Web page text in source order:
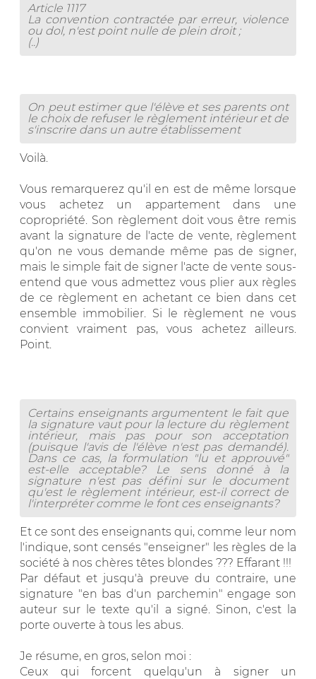
Article 1117
La convention contractée par erreur, violence
ou dol, n'est point nulle de plein droit ;
(..)
On peut estimer que l'élève et ses parents ont
le choix de refuser le règlement intérieur et de
s'inscrire dans un autre établissement
Voilà.
Vous remarquerez qu'il en est de même lorsque
vous achetez un appartement dans une
copropriété. Son règlement doit vous être remis
avant la signature de l'acte de vente, règlement
qu'on ne vous demande même pas de signer,
mais le simple fait de signer l'acte de vente sous-
entend que vous admettez vous plier aux règles
de ce règlement en achetant ce bien dans cet
ensemble immobilier. Si le règlement ne vous
convient vraiment pas, vous achetez ailleurs.
Point.
Certains enseignants argumentent le fait que
la signature vaut pour la lecture du règlement
intérieur, mais pas pour son acceptation
(puisque l'avis de l'élève n'est pas demandé).
Dans ce cas, la formulation "lu et approuvé"
est-elle acceptable? Le sens donné à la
signature n'est pas défini sur le document
qu'est le règlement intérieur, est-il correct de
l'interpréter comme le font ces enseignants?
Et ce sont des enseignants qui, comme leur nom
l'indique, sont censés "enseigner" les règles de la
société à nos chères têtes blondes ??? Effarant !!!
Par défaut et jusqu'à preuve du contraire, une
signature "en bas d'un parchemin" engage son
auteur sur le texte qu'il a signé. Sinon, c'est la
porte ouverte à tous les abus.
Je résume, en gros, selon moi :
Ceux qui forcent quelqu'un à signer un